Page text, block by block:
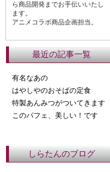
ら商品開発までお手伝いいたし
ます。
アニメコラボ商品企画担当。
最近の記事一覧
有名なあの
はやしやのおそばの定食
特製あんみつがついてきます
このパフェ、美しい！です
しらたんのブログ